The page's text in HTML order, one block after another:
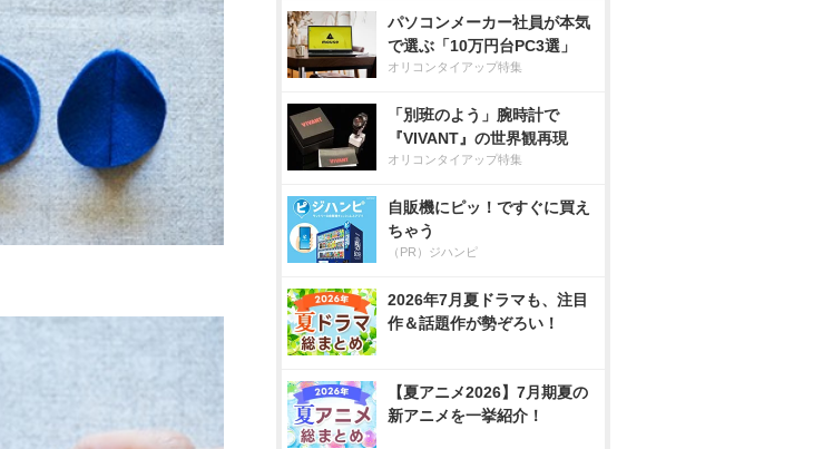
パソコンメーカー社員が本気
で選ぶ「10万円台PC3選」
オリコンタイアップ特集
「別班のよう」腕時計で
『VIVANT』の世界観再現
オリコンタイアップ特集
自販機にピッ！ですぐに買え
ちゃう
（PR）ジハンピ
2026年7月夏ドラマも、注目
作＆話題作が勢ぞろい！
【夏アニメ2026】7月期夏の
新アニメを一挙紹介！